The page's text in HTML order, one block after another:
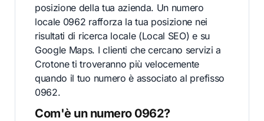
posizione della tua azienda. Un numero
locale 0962 rafforza la tua posizione nei
risultati di ricerca locale (Local SEO) e su
Google Maps. I clienti che cercano servizi a
Crotone ti troveranno più velocemente
quando il tuo numero è associato al prefisso
0962.
Com'è un numero 0962?